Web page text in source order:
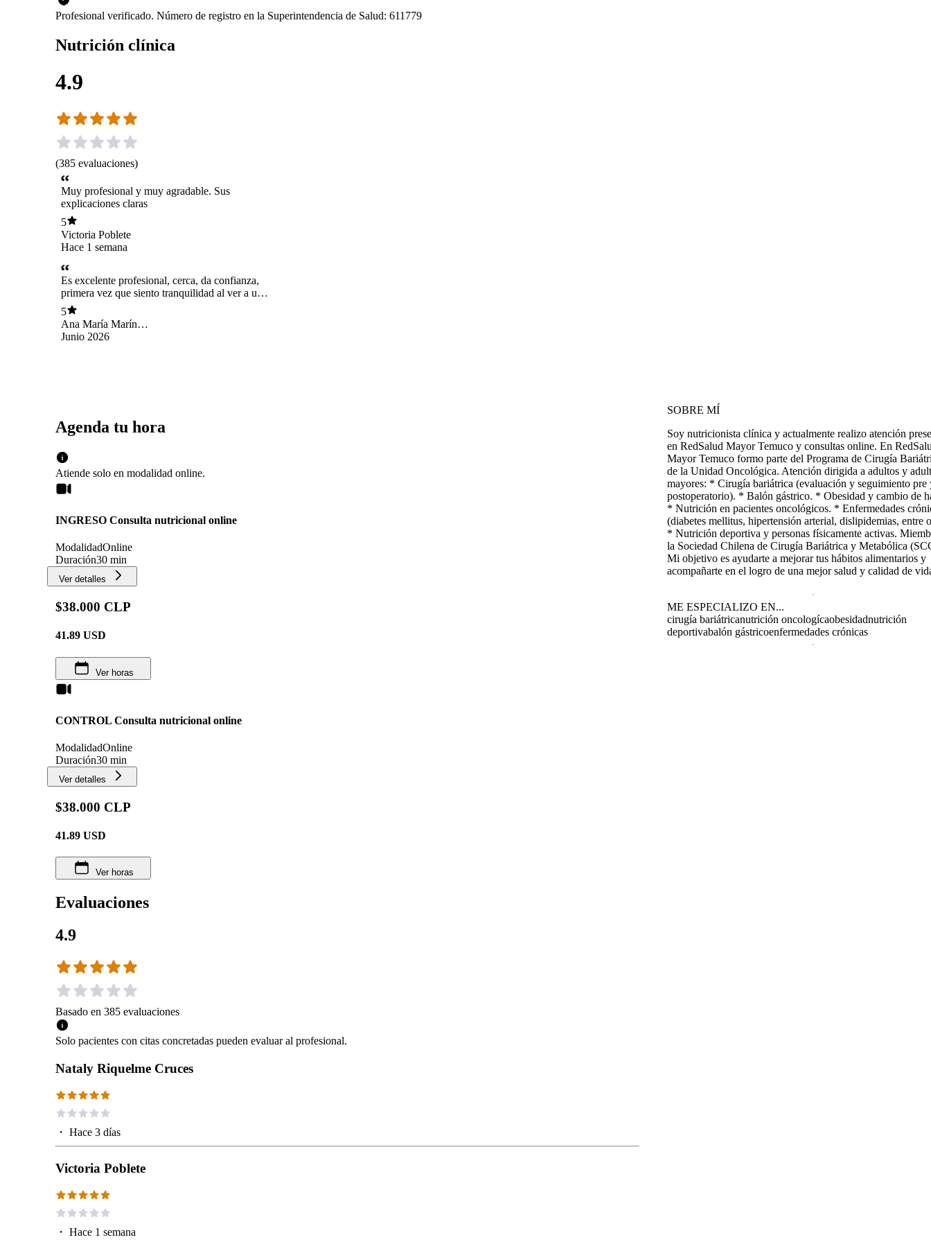
Profesional verificado. Número de registro en la Superintendencia de Salud: 611779
Nutrición clínica
4.9
(385 evaluaciones)
Muy profesional y muy agradable. Sus
explicaciones claras
5
Victoria Poblete
Hace 1 semana
Es excelente profesional, cerca, da confianza,
primera vez que siento tranquilidad al ver a una
nutricionista. Muy buena profesional!.
5
Ana María Marín
Castillo
Junio 2026
Agenda tu hora
Atiende solo en modalidad online.
INGRESO Consulta nutricional online
ModalidadOnline
Duración30 min
Ver detalles
$38.000 CLP
41.89 USD
Ver horas
CONTROL Consulta nutricional online
ModalidadOnline
Duración30 min
Ver detalles
$38.000 CLP
41.89 USD
Ver horas
Evaluaciones
4.9
Basado en 385 evaluaciones
Solo pacientes con citas concretadas pueden evaluar al profesional.
Nataly Riquelme Cruces
・ Hace 3 días
Victoria Poblete
・ Hace 1 semana
SOBRE MÍ
Soy nutricionista clínica y actualmente realizo atención
en RedSalud Mayor Temuco y consultas online. En
Mayor Temuco formo parte del Programa de Cirugía
de la Unidad Oncológica. Atención dirigida a adultos y
mayores: * Cirugía bariátrica (evaluación y seguimiento pre
postoperatorio). * Balón gástrico. * Obesidad y cambio de
* Nutrición en pacientes oncológicos. * Enfermedades
(diabetes mellitus, hipertensión arterial, dislipidemias, entre
* Nutrición deportiva y personas físicamente activas.
la Sociedad Chilena de Cirugía Bariátrica y Metabólica
Mi objetivo es ayudarte a mejorar tus hábitos alimentarios y
acompañarte en el logro de una mejor salud y calidad de
ME ESPECIALIZO EN...
cirugía bariátricanutrición oncologícaobesidadnutrición
deportivabalón gástricoenfermedades crónicas